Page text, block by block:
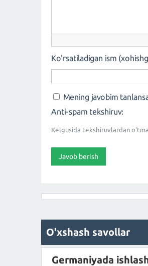
Ko'rsatiladigan ism
Mening javobim
Anti-spam tekshiruv:
Kelgusida tekshiruvlardan
O'xshash savollar
Germaniyada